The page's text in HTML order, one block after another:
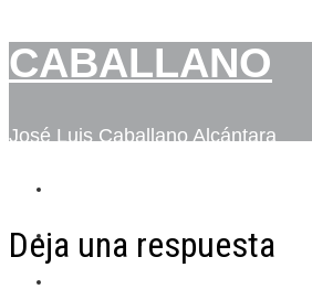
CABALLANO
José Luis Caballano Alcántara
BIO
Deja una respuesta